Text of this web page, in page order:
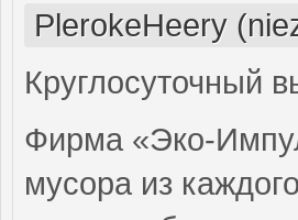
PlerokeHeery
Круглосуточный
Фирма «Эко-
мусора из